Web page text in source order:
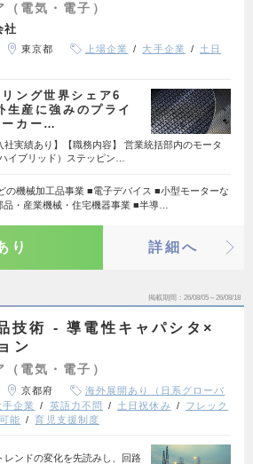
電気・電子）
社
東京都 上場企業 大手企業
土日
ング世界シェア6
産に強みのプライ
ーカー…
社実績あり】【職務内容】 営業統括部内のモータ
イブリッド）ステッピン…
の機械加工品事業 ■電子デバイス ■小型モーターな
・産業機械・住宅機器事業 ■半導…
り 詳細へ
掲載期間 26/08/05～26/08/18
技術 - 導電性キャパシタ×
ン
電気・電子）
京都府
海外展開あり（日系グローバ
手企業 英語力不問 土日祝休み
フレック
能 育児支援制度
レンドの変化を先読みし、回路